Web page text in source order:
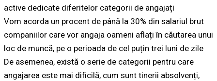
active dedicate diferitelor categorii de angajați
Vom acorda un procent de până la 30% din salariul brut
companiilor care vor angaja oameni aflați în căutarea unui
loc de muncă, pe o perioada de cel puțin trei luni de zile
De asemenea, există o serie de categorii pentru care
angajarea este mai dificilă, cum sunt tinerii absolvenți,